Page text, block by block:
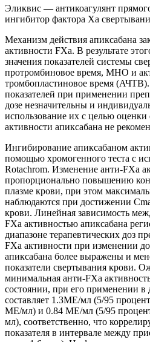
Эликвис — антикоагулянт
ингибитор фактора Xa
Механизм действия апиксабана
активности FXa. В результате
значения показателей системы
протромбиновое время, MHO и
тромбопластиновое время
показателей при применении
дозе незначительны и
использование их с целью
активности апиксабана не
Ингибирование апиксабаном
помощью хромогенного теста с
Rotachrom. Изменение анти-FXa
пропорционально повышению
плазме крови, при этом
наблюдаются при достижении
крови. Линейная зависимость
FXa активностью апиксабана
диапазоне терапевтических доз
FXa активности при изменении
апиксабана более выражены и
показатели свертывания крови.
минимальная анти-FXa
состоянии, при его применении в
составляет 1.ЗМЕ/мл (5/95
МЕ/мл) и 0.84 МЕ/мл (5/95
мл), соответственно, что
показателя в интервале между